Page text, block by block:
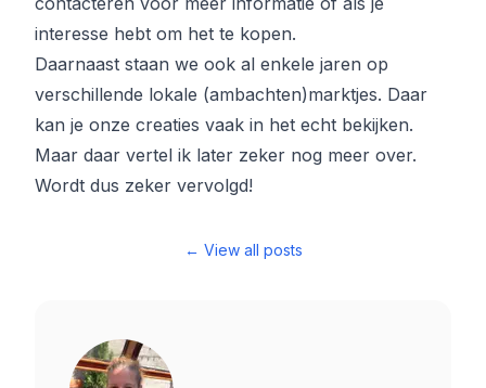
interesse hebt om het te kopen.
Daarnaast staan we ook al enkele jaren op
verschillende lokale (ambachten)marktjes. Daar
kan je onze creaties vaak in het echt bekijken.
Maar daar vertel ik later zeker nog meer over.
Wordt dus zeker vervolgd!
← View all posts